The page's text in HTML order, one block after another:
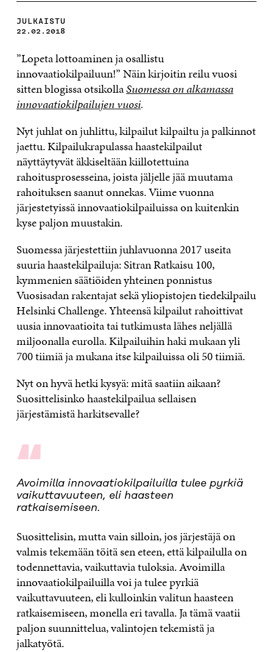
JULKAISTU
22.02.2018
”Lopeta lottoaminen ja osallistu
innovaatiokilpailuun!” Näin kirjoitin reilu vuosi
sitten blogissa otsikollaSuomessa on alkamassa
innovaatiokilpailujen vuosi.
Nyt juhlat on juhlittu, kilpailut kilpailtu ja palkinnot
jaettu. Kilpailukrapulassa haastekilpailut
näyttäytyvät äkkiseltään kiillotettuina
rahoitusprosesseina, joista jäljelle jää muutama
rahoituksen saanut onnekas. Viime vuonna
järjestetyissä innovaatiokilpailuissa on kuitenkin
kyse paljon muustakin.
Suomessa järjestettiin juhlavuonna 2017 useita
suuria haastekilpailuja: Sitran Ratkaisu 100,
kymmenien säätiöiden yhteinen ponnistus
Vuosisadan rakentajat sekä yliopistojen tiedekilpailu
Helsinki Challenge. Yhteensä kilpailut rahoittivat
uusia innovaatioita tai tutkimusta lähes neljällä
miljoonalla eurolla. Kilpailuihin haki mukaan yli
700 tiimiä ja mukana itse kilpailuissa oli 50 tiimiä.
Nyt on hyvä hetki kysyä: mitä saatiin aikaan?
Suosittelisinko haastekilpailua sellaisen
järjestämistä harkitsevalle?
“
Avoimilla innovaatiokilpailuilla tulee pyrkiä
vaikuttavuuteen, eli haasteen
ratkaisemiseen.
Suosittelisin, mutta vain silloin, jos järjestäjä on
valmis tekemään töitä sen eteen, että kilpailulla on
todennettavia, vaikuttavia tuloksia. Avoimilla
innovaatiokilpailuilla voi ja tulee pyrkiä
vaikuttavuuteen, eli kulloinkin valitun haasteen
ratkaisemiseen, monella eri tavalla. Ja tämä vaatii
paljon suunnittelua, valintojen tekemistä ja
jalkatyötä.